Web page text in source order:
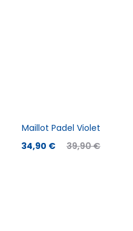
Maillot Padel Violet
39,90€
34,90 €